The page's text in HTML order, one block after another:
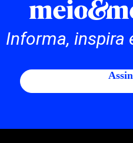
Informa, inspira